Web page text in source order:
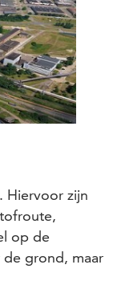
Hiervoor zijn
op de
grond, maar